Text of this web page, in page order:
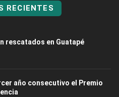
RECIENTES
rescatados en Guatapé
año consecutivo el Premio